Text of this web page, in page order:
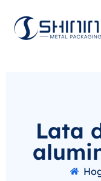
Lata